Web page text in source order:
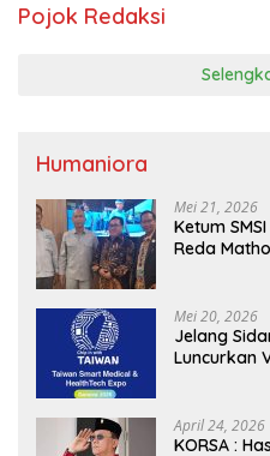
Pojok Redaksi
Humaniora
Mei 21, 2026
Ketum
Reda
MBG,
Pemerintah
Mei 20, 2026
Jelang
Luncurkan
April 24, 2026
KORSA :